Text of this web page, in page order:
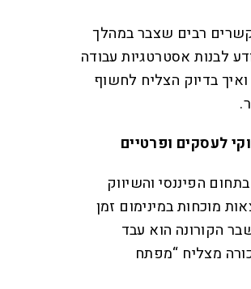
רבים שצבר במהלך
לבנות אסטרטגיות עבודה
ואיך בדיוק הצליח לחשוף
לעסקים ופרטיים
הפיננסי והשיווק
מוכחות במינימום זמן
52, נשוי ואב ל-3. לפני משבר הקורונה הוא עבד
מצליח “מפתח